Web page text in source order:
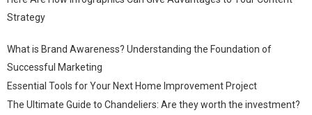
Strategy
What is Brand Awareness? Understanding the Foundation of
Successful Marketing
Essential Tools for Your Next Home Improvement Project
The Ultimate Guide to Chandeliers: Are they worth the investment?